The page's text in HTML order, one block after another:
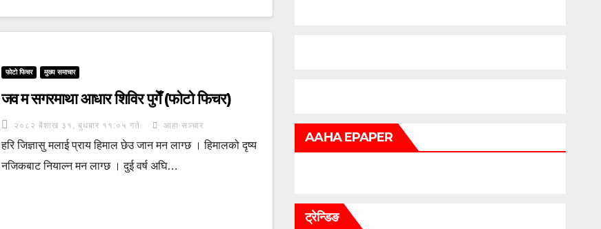
फोटो फिचर मुख्य समाचार
जव म सगरमाथा आधार शिविर पुगेँ (फोटो फिचर)
२०८२ बैशाख ३१, बुधबार ११:०५ गते आहा सञ्चार
हरि जिज्ञासु मलाई प्राय हिमाल छेउ जान मन लाग्छ । हिमालको दृष्य
नजिकबाट नियाल्न मन लाग्छ । दुई वर्ष अघि…
AAHA EPAPER
ट्रेन्डिङ